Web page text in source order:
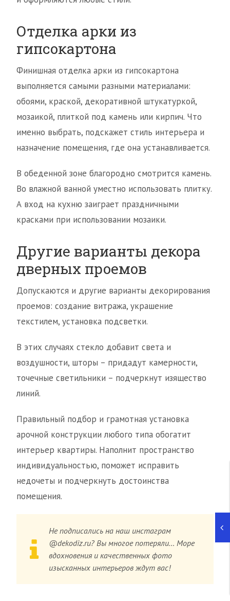
Отделка арки из
гипсокартона
Финишная отделка арки из гипсокартона
выполняется самыми разными материалами:
обоями, краской, декоративной штукатуркой,
мозаикой, плиткой под камень или кирпич. Что
именно выбрать, подскажет стиль интерьера и
назначение помещения, где она устанавливается.
В обеденной зоне благородно смотрится камень.
Во влажной ванной уместно использовать плитку.
А вход на кухню заиграет праздничными
красками при использовании мозаики.
Другие варианты декора
дверных проемов
Допускаются и другие варианты декорирования
проемов: создание витража, украшение
текстилем, установка подсветки.
В этих случаях стекло добавит света и
воздушности, шторы – придадут камерности,
точечные светильники – подчеркнут изящество
линий.
Правильный подбор и грамотная установка
арочной конструкции любого типа обогатит
интерьер квартиры. Наполнит пространство
индивидуальностью, поможет исправить
недочеты и подчеркнуть достоинства
помещения.
Не подписались на наш инстаграм
@dekodiz.ru? Вы многое потеряли… Море
вдохновения и качественных фото
изысканных интерьеров ждут вас!